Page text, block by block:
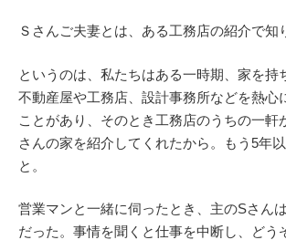
Ｓさんご夫妻とは、ある工務店の紹介で知
というのは、私たちはある一時期、家を持
不動産屋や工務店、設計事務所などを熱心
ことがあり、そのとき工務店のうちの一軒
さんの家を紹介してくれたから。もう5年
と。
営業マンと一緒に伺ったとき、主のSさん
だった。事情を聞くと仕事を中断し、どう